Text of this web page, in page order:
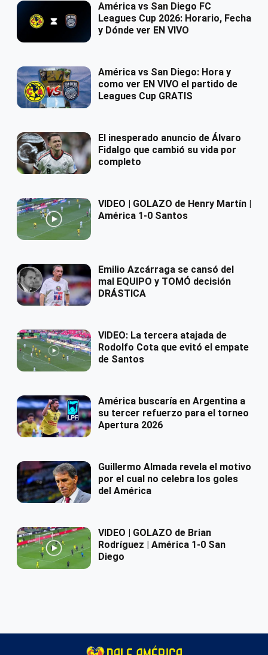
América vs San Diego FC
Leagues Cup 2026: Horario, Fecha
y Dónde ver EN VIVO
América vs San Diego: Hora y
como ver EN VIVO el partido de
Leagues Cup GRATIS
El inesperado anuncio de Álvaro
Fidalgo que cambió su vida por
completo
VIDEO | GOLAZO de Henry Martín |
América 1-0 Santos
Emilio Azcárraga se cansó del
mal EQUIPO y TOMÓ decisión
DRÁSTICA
VIDEO: La tercera atajada de
Rodolfo Cota que evitó el empate
de Santos
América buscaría en Argentina a
su tercer refuerzo para el torneo
Apertura 2026
Guillermo Almada revela el motivo
por el cual no celebra los goles
del América
VIDEO | GOLAZO de Brian
Rodríguez | América 1-0 San
Diego